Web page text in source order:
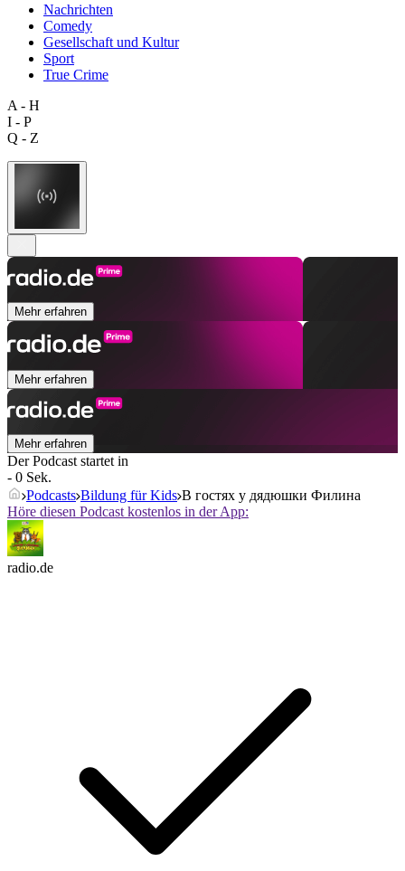
Nachrichten
Comedy
Gesellschaft und Kultur
Sport
True Crime
A - H
I - P
Q - Z
Mehr erfahren
Mehr erfahren
Mehr erfahren
Der Podcast startet in
- 0 Sek.
Podcasts Bildung für Kids В гостях у дядюшки Филина
Höre diesen Podcast kostenlos in der App:
radio.de